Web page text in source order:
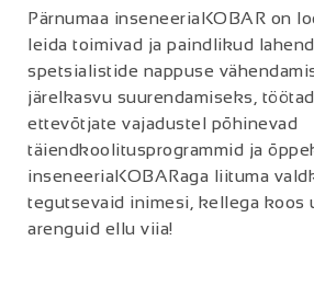
Pärnumaa inseneeriaKOBAR on
leida toimivad ja paindlikud
spetsialistide nappuse
järelkasvu suurendamiseks,
ettevõtjate vajadustel põhinevad
täiendkoolitusprogrammid ja
inseneeriaKOBARaga liituma
tegutsevaid inimesi, kellega koos
arenguid ellu viia!